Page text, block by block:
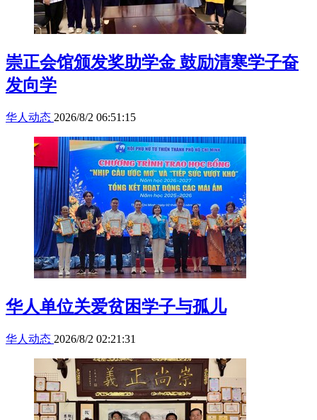
崇正会馆颁发奖助学金 鼓励清寒学子奋
发向学
华人动态 2026/8/2 06:51:15
华人单位关爱贫困学子与孤儿
华人动态 2026/8/2 02:21:31